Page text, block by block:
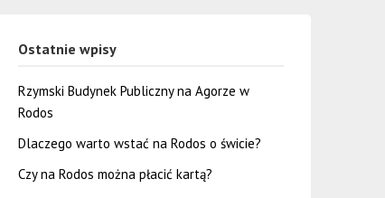
Ostatnie wpisy
Rzymski Budynek Publiczny na Agorze w
Rodos
Dlaczego warto wstać na Rodos o świcie?
Czy na Rodos można płacić kartą?